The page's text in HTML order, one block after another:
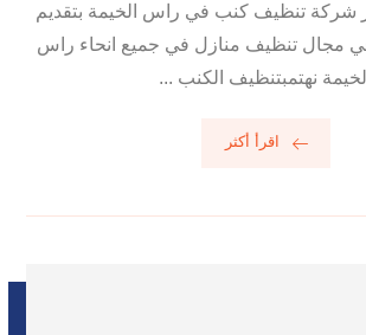
شركة تنظيف كنب في راس الخيمة بتقديم
مجال تنظيف منازل في جميع انحاء راس
الخيمة نهتمبتنظيف الكنب ...
اقرأ أكثر